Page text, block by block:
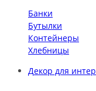
Банки
Бутылки
Контейнеры
Хлебницы
Декор для